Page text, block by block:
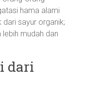
hama alami
sayur organik;
mudah dan
dari